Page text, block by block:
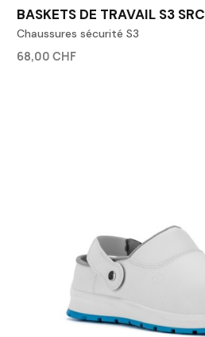
BASKETS DE TRAVAIL S3 SRC
Chaussures sécurité S3
68,00 CHF